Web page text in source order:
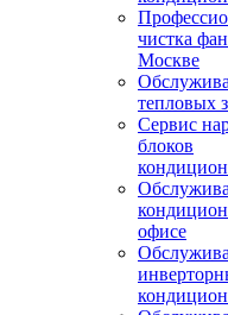
чистка
Москве
тепловых
Сервис
блоков
офисе